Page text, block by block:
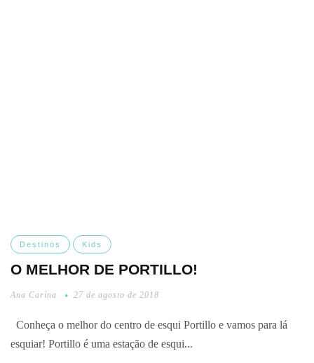
Destinos Kids
O MELHOR DE PORTILLO!
Ana Carina 27 de agosto de 2018
Conheça o melhor do centro de esqui Portillo e vamos para lá
esquiar! Portillo é uma estação de esqui...